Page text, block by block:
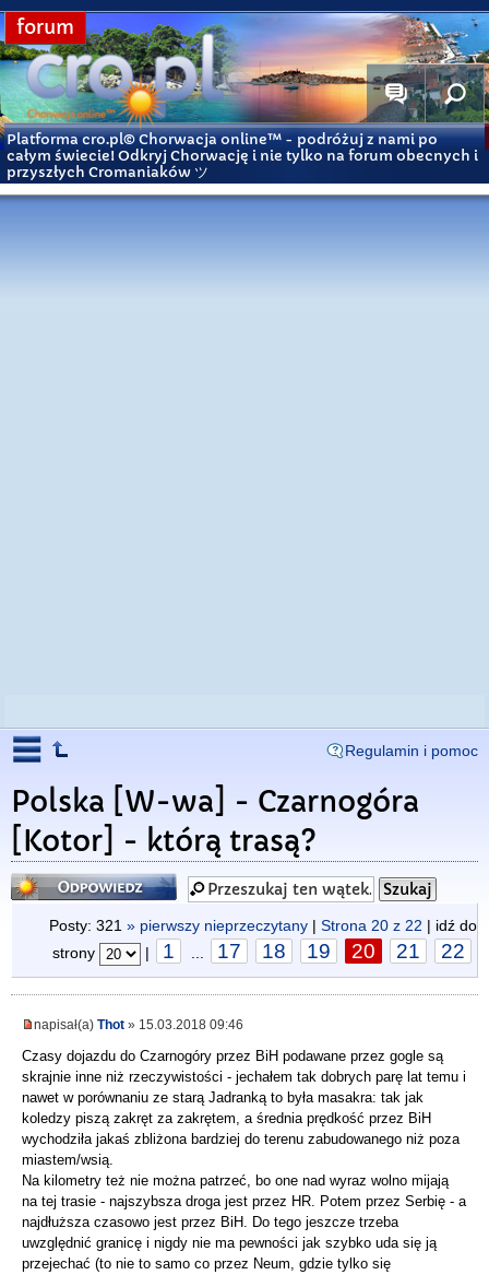
forum
Platforma cro.pl© Chorwacja online™ - podróżuj z nami po
całym świecie! Odkryj Chorwację i nie tylko na forum obecnych i
przyszłych Cromaniaków ツ
Regulamin i pomoc
Polska [W-wa] - Czarnogóra
[Kotor] - którą trasą?
Odpowiedz
Posty: 321 » pierwszy nieprzeczytany | Strona 20 z 22 | idź do
strony
| 1 17 18 19 20 21 22
napisał(a) Thot » 15.03.2018 09:46
Czasy dojazdu do Czarnogóry przez BiH podawane przez gogle są
skrajnie inne niż rzeczywistości - jechałem tak dobrych parę lat temu i
nawet w porównaniu ze starą Jadranką to była masakra: tak jak
koledzy piszą zakręt za zakrętem, a średnia prędkość przez BiH
wychodziła jakaś zbliżona bardziej do terenu zabudowanego niż poza
miastem/wsią.
Na kilometry też nie można patrzeć, bo one nad wyraz wolno mijają
na tej trasie - najszybsza droga jest przez HR. Potem przez Serbię - a
najdłuższa czasowo jest przez BiH. Do tego jeszcze trzeba
uwzględnić granicę i nigdy nie ma pewności jak szybko uda się ją
przejechać (to nie to samo co przez Neum, gdzie tylko się